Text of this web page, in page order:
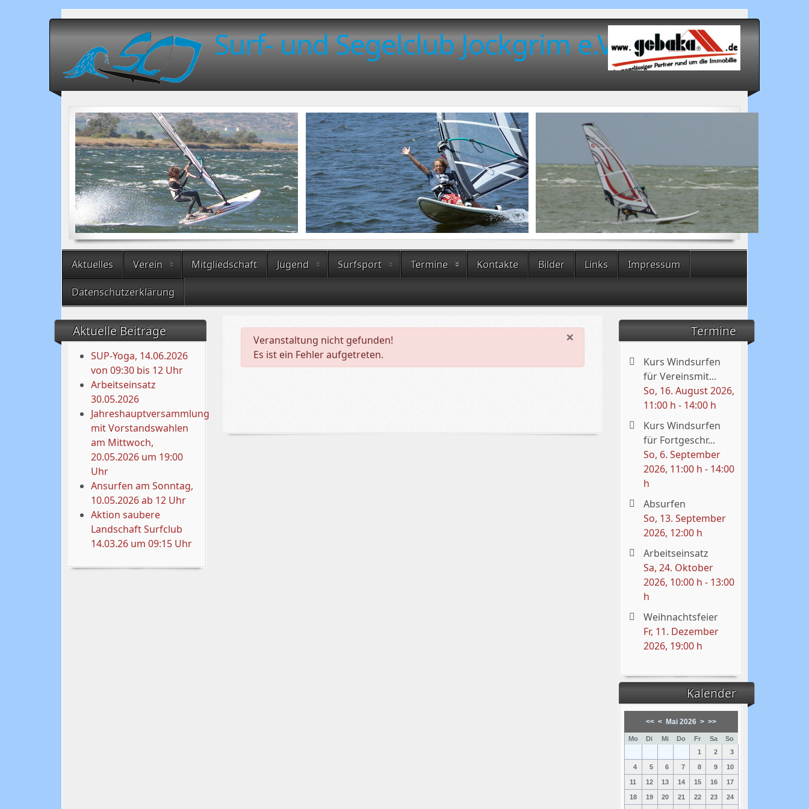
Surf- und Segelclub Jockgrim e.V.
Aktuelles Verein Mitgliedschaft Jugend Surfsport Termine Kontakte Bilder Links Impressum
Datenschutzerklärung
Aktuelle Beiträge
SUP-Yoga, 14.06.2026
von 09:30 bis 12 Uhr
Arbeitseinsatz
30.05.2026
Jahreshauptversammlung
mit Vorstandswahlen
am Mittwoch,
20.05.2026 um 19:00
Uhr
Ansurfen am Sonntag,
10.05.2026 ab 12 Uhr
Aktion saubere
Landschaft Surfclub
14.03.26 um 09:15 Uhr
Termine
Kurs Windsurfen
für Vereinsmit...
So, 16. August 2026,
11:00 h - 14:00 h
Kurs Windsurfen
für Fortgeschr...
So, 6. September
2026, 11:00 h - 14:00
h
Absurfen
So, 13. September
2026, 12:00 h
Arbeitseinsatz
Sa, 24. Oktober
2026, 10:00 h - 13:00
h
Weihnachtsfeier
Fr, 11. Dezember
2026, 19:00 h
Kalender
<< < Mai 2026 > >>
Mo Di Mi Do Fr Sa
So
1
2 3
4 5 6 7 8 9 10
11 12 13 14 15 16 17
18 19 20 21 22 23 24
×
danger
Veranstaltung nicht gefunden!
Es ist ein Fehler aufgetreten.